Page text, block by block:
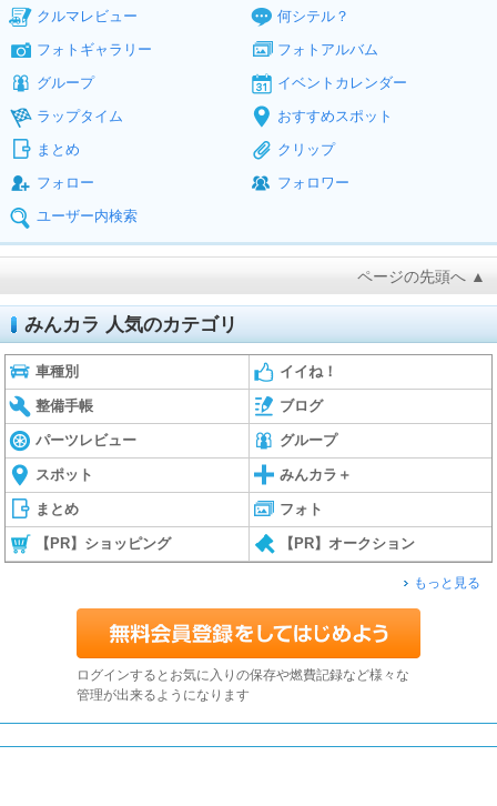
クルマレビュー
何シテル？
フォトギャラリー
フォトアルバム
グループ
イベントカレンダー
ラップタイム
おすすめスポット
まとめ
クリップ
フォロー
フォロワー
ユーザー内検索
ページの先頭へ ▲
みんカラ 人気のカテゴリ
車種別 イイね！
整備手帳 ブログ
パーツレビュー グループ
スポット みんカラ＋
まとめ フォト
【PR】ショッピング 【PR】オークション
もっと見る
ログインするとお気に入りの保存や燃費記録など様々な
管理が出来るようになります